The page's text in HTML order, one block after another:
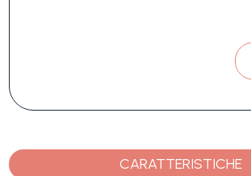
CARATTERISTICHE